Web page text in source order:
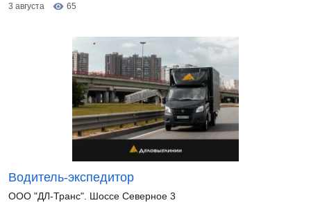
3 августа
65
Водитель-экспедитор
ООО "ДЛ-Транс". Шоссе Северное 3